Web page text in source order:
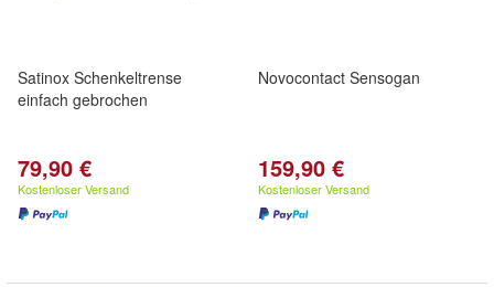
Satinox Schenkeltrense
einfach gebrochen
79,90 €
Kostenloser Versand
Novocontact Sensogan
159,90 €
Kostenloser Versand